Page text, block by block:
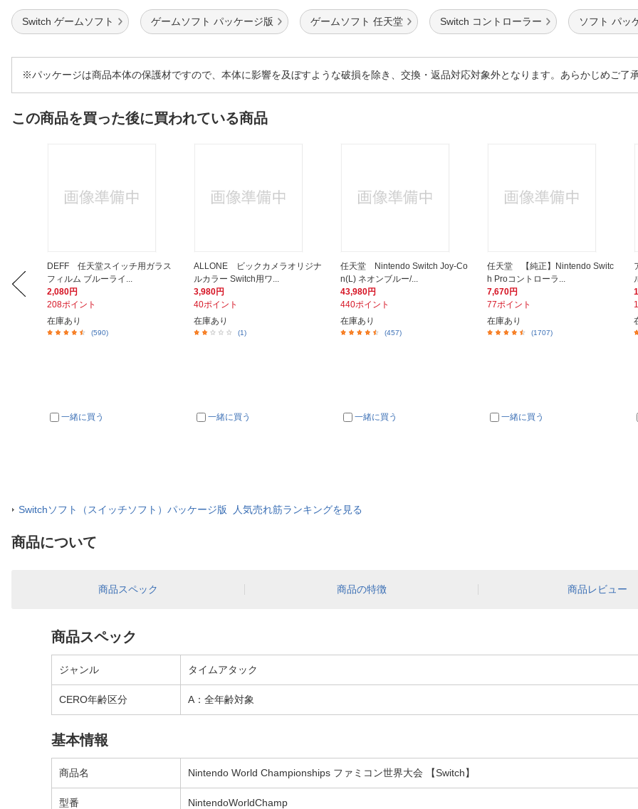
Switch ゲームソフト ゲームソフト パッケージ版 ゲームソフト 任天堂 Switch コントローラー ソフト パッ
※パッケージは商品本体の保護材ですので、本体に影響を及ぼすような破損を除き、交換・返品対応対象外となります。あらかじめご了承
この商品を買った後に買われている商品
DEFF 任天堂スイッチ用ガラス
フィルム ブルーライ...
2,080円
208ポイント
在庫あり
(590)
一緒に買う
ALLONE ビックカメラオリジナ
ルカラー Switch用ワ...
3,980円
40ポイント
在庫あり
(1)
一緒に買う
任天堂 Nintendo Switch Joy-Co
n(L) ネオンブルー/...
43,980円
440ポイント
在庫あり
(457)
一緒に買う
任天堂 【純正】Nintendo Switc
h Proコントローラ...
7,670円
77ポイント
在庫あり
(1707)
一緒に買う
Switchソフト（スイッチソフト）パッケージ版 人気売れ筋ランキングを見る
商品について
商品スペック 商品の特徴 商品レビュー
商品スペック
ジャンル タイムアタック
CERO年齢区分 A：全年齢対象
基本情報
商品名 Nintendo World Championships ファミコン世界大会 【Switch】
型番 NintendoWorldChamp